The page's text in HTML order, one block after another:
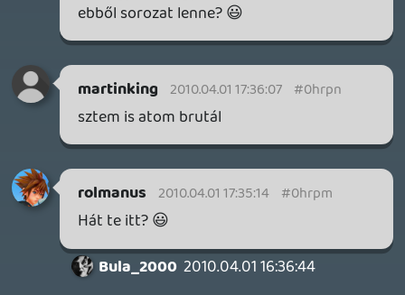
húú egy kicsit monotom és semmit
mondó...
drag 2010.04.01 15:43:45 #0hrp9
episteme.arstechnica.com
Lonewolf 2010.04.01 14:41:31
Marcangoló 2010.04.01 15:41:22 #0hrp8
Meg kell érteni, hogy az ihletet Marvin
adta ő pedig ilyen.:D